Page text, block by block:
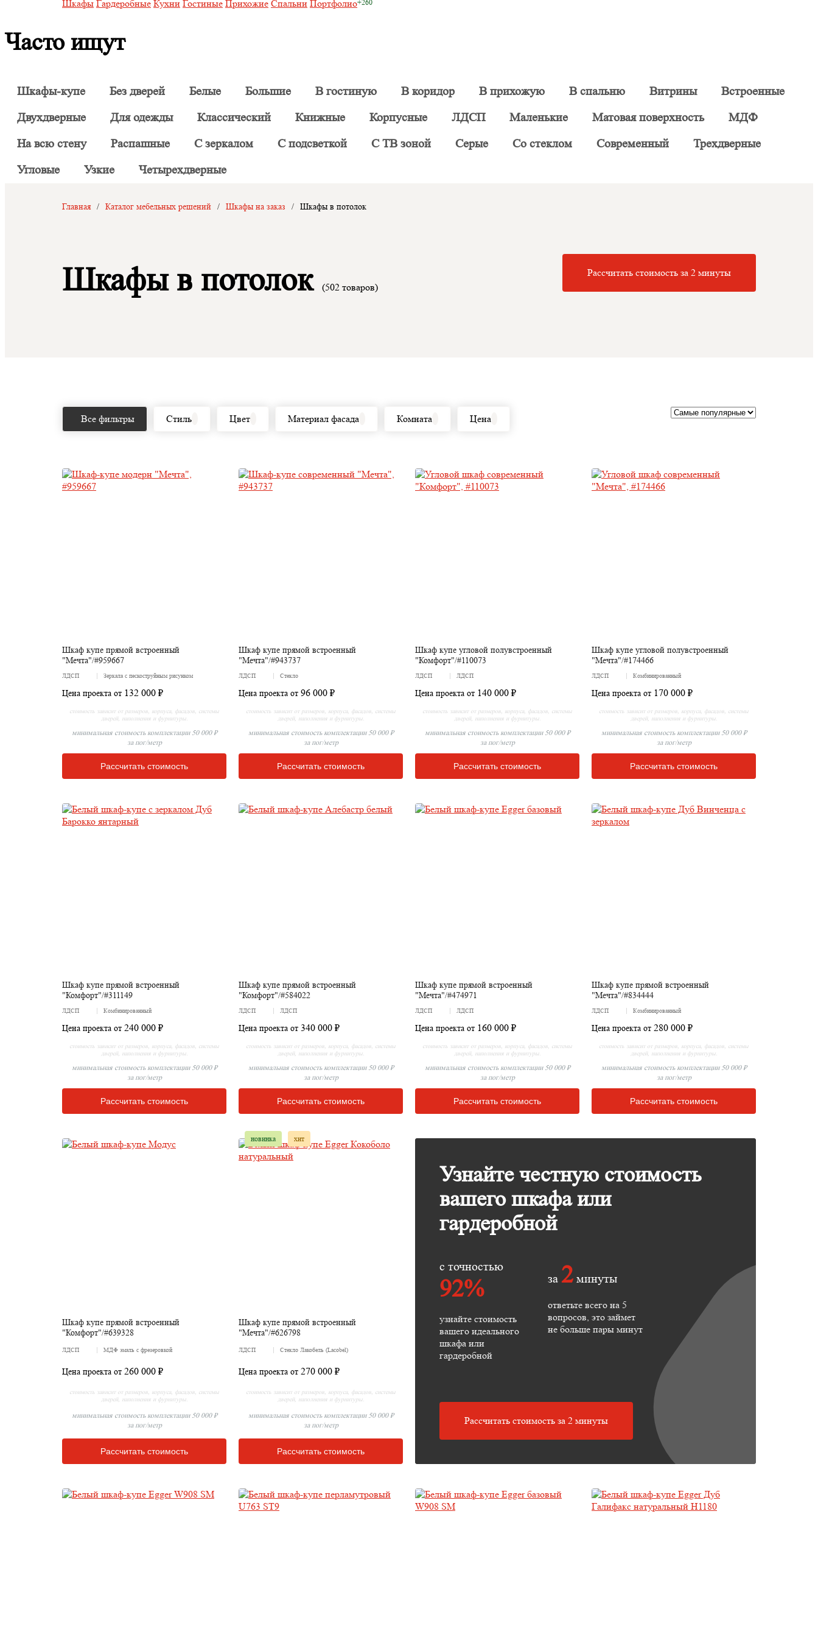
Шкафы Гардеробные Кухни Гостиные Прихожие Спальни Портфолио
Часто ищут
Шкафы-купе Без дверей Белые Большие В гостиную В коридор В прихожую В спальню Витрины
Встроенные
Двухдверные
Для одежды Классический Книжные Корпусные ЛДСП Маленькие Матовая поверхность
МДФ
На всю стену
Распашные С зеркалом С подсветкой С ТВ зоной Серые Со стеклом Современный
Трехдверные
Угловые
Узкие Четырехдверные
Главная / Каталог мебельных решений / Шкафы на заказ / Шкафы в потолок
Шкафы в потолок (502 товаров)
Рассчитать стоимость за 2 минуты
Все фильтры Стиль Цвет Материал фасада Комната Цена
Шкаф купе прямой встроенный
"Мечта"/#959667
ЛДСП Зеркала с пескоструйным рисунком
Цена проекта от 132 000 ₽
стоимость зависит от размеров, корпуса, фасадов, системы
дверей, наполнения и фурнитуры.
минимальная стоимость комплектации 50 000 ₽
за пог/метр
Рассчитать стоимость
Шкаф купе прямой встроенный
"Мечта"/#943737
ЛДСП Стекло
Цена проекта от 96 000 ₽
стоимость зависит от размеров, корпуса, фасадов, системы
дверей, наполнения и фурнитуры.
минимальная стоимость комплектации 50 000 ₽
за пог/метр
Рассчитать стоимость
Шкаф купе угловой полувстроенный
"Комфорт"/#110073
ЛДСП ЛДСП
Цена проекта от 140 000 ₽
стоимость зависит от размеров, корпуса, фасадов, системы
дверей, наполнения и фурнитуры.
минимальная стоимость комплектации 50 000 ₽
за пог/метр
Рассчитать стоимость
Шкаф купе угловой полувстроенный
"Мечта"/#174466
ЛДСП Комбинированный
Цена проекта от 170 000 ₽
стоимость зависит от размеров, корпуса, фасадов, системы
дверей, наполнения и фурнитуры.
минимальная стоимость комплектации 50 000 ₽
за пог/метр
Рассчитать стоимость
Шкаф купе прямой встроенный
"Комфорт"/#311149
ЛДСП Комбинированный
Цена проекта от 240 000 ₽
стоимость зависит от размеров, корпуса, фасадов, системы
дверей, наполнения и фурнитуры.
минимальная стоимость комплектации 50 000 ₽
за пог/метр
Рассчитать стоимость
Шкаф купе прямой встроенный
"Комфорт"/#584022
ЛДСП ЛДСП
Цена проекта от 340 000 ₽
стоимость зависит от размеров, корпуса, фасадов, системы
дверей, наполнения и фурнитуры.
минимальная стоимость комплектации 50 000 ₽
за пог/метр
Рассчитать стоимость
Шкаф купе прямой встроенный
"Мечта"/#474971
ЛДСП ЛДСП
Цена проекта от 160 000 ₽
стоимость зависит от размеров, корпуса, фасадов, системы
дверей, наполнения и фурнитуры.
минимальная стоимость комплектации 50 000 ₽
за пог/метр
Рассчитать стоимость
Шкаф купе прямой встроенный
"Мечта"/#834444
ЛДСП Комбинированный
Цена проекта от 280 000 ₽
стоимость зависит от размеров, корпуса, фасадов, системы
дверей, наполнения и фурнитуры.
минимальная стоимость комплектации 50 000 ₽
за пог/метр
Рассчитать стоимость
Шкаф купе прямой встроенный
"Комфорт"/#639328
ЛДСП МДФ эмаль с фрезеровкой
Цена проекта от 260 000 ₽
стоимость зависит от размеров, корпуса, фасадов, системы
дверей, наполнения и фурнитуры.
минимальная стоимость комплектации 50 000 ₽
за пог/метр
Рассчитать стоимость
новинка хит
Шкаф купе прямой встроенный
"Мечта"/#626798
ЛДСП Стекло Лакобель (Lacobel)
Цена проекта от 270 000 ₽
стоимость зависит от размеров, корпуса, фасадов, системы
дверей, наполнения и фурнитуры.
минимальная стоимость комплектации 50 000 ₽
за пог/метр
Рассчитать стоимость
Узнайте честную стоимость
вашего шкафа или
гардеробной
с точностью
92%
узнайте стоимость
вашего идеального
шкафа или
гардеробной
за 2минуты
ответьте всего на 5
вопросов, это займет
не больше пары минут
Рассчитать стоимость за 2 минуты